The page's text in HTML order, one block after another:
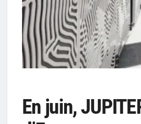
En juin,